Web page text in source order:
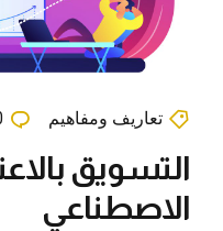
تعاريف ومفاهيم
التسويق
الاصطناعي